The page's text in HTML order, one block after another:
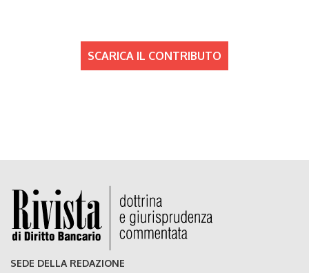
SCARICA IL CONTRIBUTO
SEDE DELLA REDAZIONE